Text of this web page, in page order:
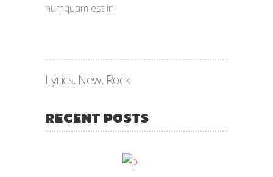
numquam est in.
Lyrics, New, Rock
RECENT POSTS